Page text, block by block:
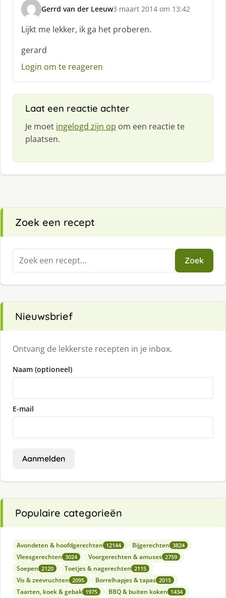
Gerrd van der Leeuw
s
c
h
e
e
3 maart 2014 om 13:42
Lijkt me lekker, ik ga het proberen.
gerard
Login om te reageren
Laat een reactie achter
Je moet ingelogd zijn op om een reactie te
plaatsen.
Zoek een recept
Zoeken
naar:
Zoek
Nieuwsbrief
Ontvang de lekkerste recepten in je inbox.
Naam (optioneel)
E-mail
Aanmelden
Populaire categorieën
Avondeten & hoofdgerechten 12144 Bijgerechten 3824
Vleesgerechten 3024 Voorgerechten & amuses 2759
Soepen 2120 Toetjes & nagerechten 2115
Vis & zeevruchten 2095 Borrelhapjes & tapas 2015
Taarten, koek & gebak 1975 BBQ & buiten koken 1434